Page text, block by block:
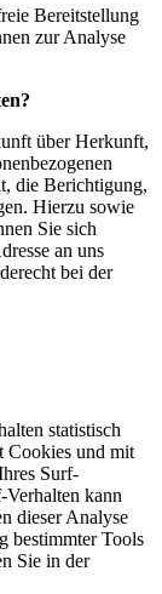
Bereitstellung
zur Analyse
über Herkunft,
die Berichtigung,
Hierzu sowie
Sie sich
an uns
bei der
statistisch
Cookies und mit
Surf-
Verhalten kann
dieser Analyse
bestimmter Tools
Sie in der